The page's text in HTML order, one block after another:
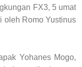
FX3, 5 umat
oleh Romo Yustinus
Yohanes Mogo,